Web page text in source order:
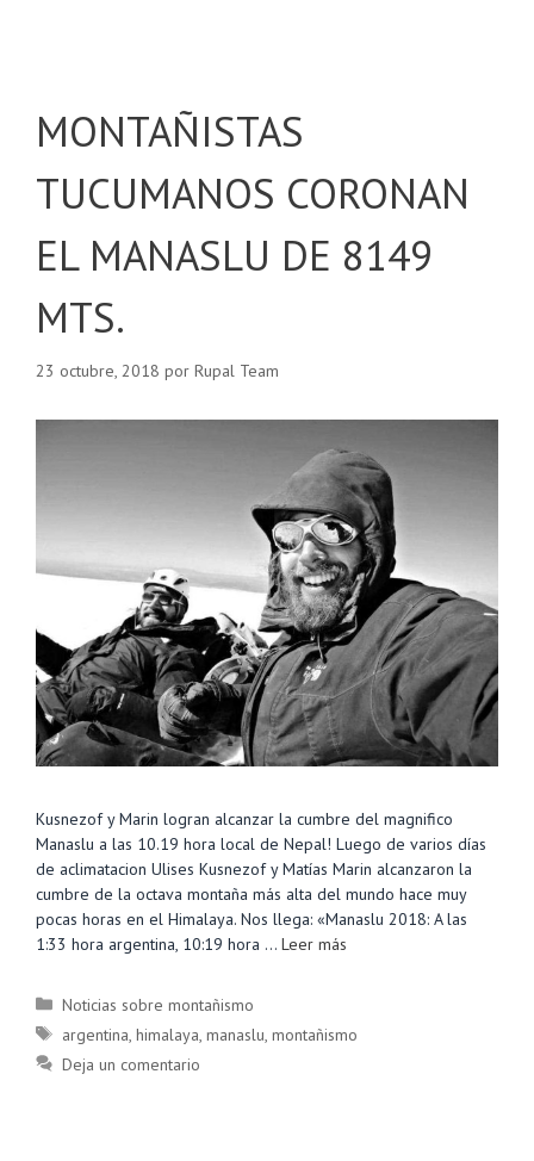
MONTAÑISTAS
TUCUMANOS CORONAN
EL MANASLU DE 8149
MTS.
23 octubre, 2018 por Rupal Team
Kusnezof y Marin logran alcanzar la cumbre del magnifico
Manaslu a las 10.19 hora local de Nepal! Luego de varios días
de aclimatacion Ulises Kusnezof y Matías Marin alcanzaron la
cumbre de la octava montaña más alta del mundo hace muy
pocas horas en el Himalaya. Nos llega: «Manaslu 2018: A las
1:33 hora argentina, 10:19 hora … Leer más
Categorías
Noticias sobre montañismo
Etiquetas
argentina ,himalaya ,manaslu ,montañismo
Deja un comentario